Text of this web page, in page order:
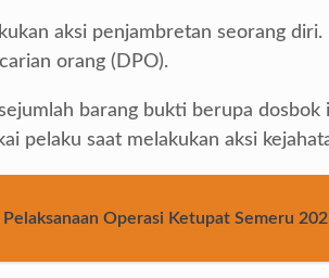
aksi penjambretan seorang
orang (DPO).
barang bukti berupa
pelaku saat melakukan aksi
Operasi Ketupat Semeru